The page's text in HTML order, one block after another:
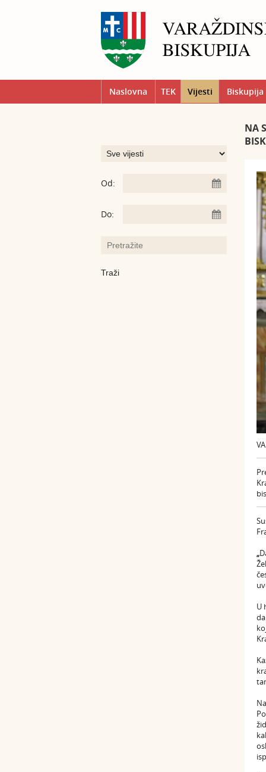
Naslovna TEK Vijesti Biskupija
Od:
Do:
​NA
„
U